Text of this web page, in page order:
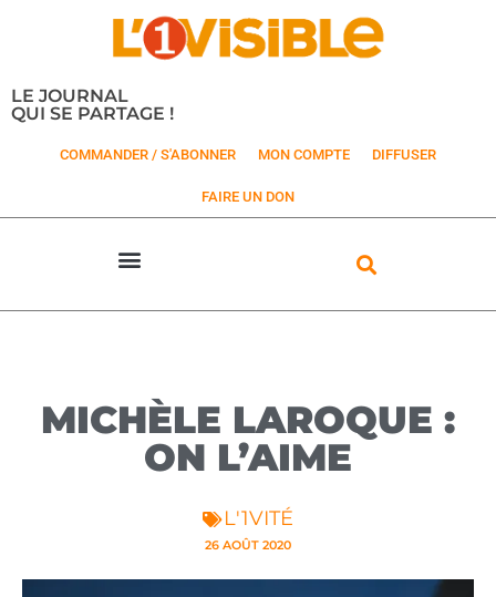
LE JOURNAL
QUI SE PARTAGE !
COMMANDER / S'ABONNER MON COMPTE DIFFUSER
FAIRE UN DON
MICHÈLE LAROQUE :
ON L’AIME
L'1VITÉ
26 AOÛT 2020